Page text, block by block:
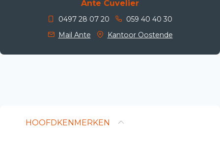
Ante Cuvelier
0497 28 07 20
059 40 40 30
Mail Ante
Kantoor Oostende
HOOFDKENMERKEN